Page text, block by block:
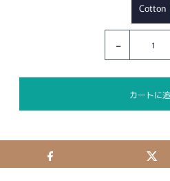
Cotton
-